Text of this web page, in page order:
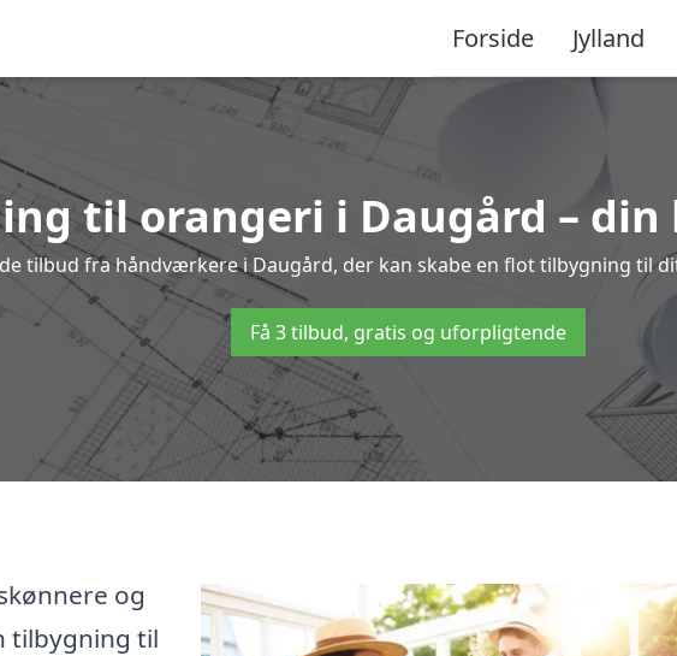
Forside Jylland
til orangeri i Daugård –
tilbud fra håndværkere i Daugård, der kan skabe en flot tilbygning til
Få 3 tilbud, gratis og uforpligtende
og
tilbygning til